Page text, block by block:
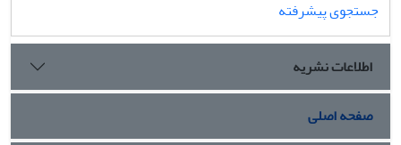
جستجوی پیشرفته
اطلاعات نشریه
صفحه اصلی